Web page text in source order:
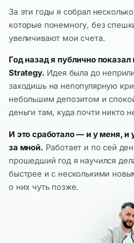
За эти годы я собрал
которые понемногу, без
увеличивают мои счета.
Год назад я публично показал
Strategy. Идея была до
заходишь на непопулярную
небольшим депозитом и
деньги там, куда почти никто
И это сработало — и у меня, и
за мной. Работает и по сей
прошедший год я научился
быстрее и с несколькими
о них чуть позже.